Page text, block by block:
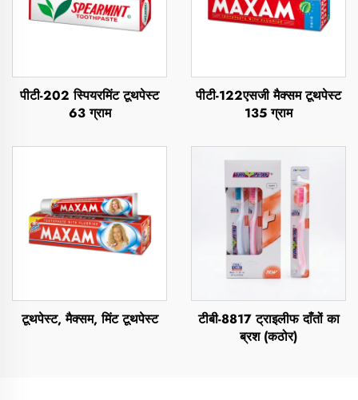
पीटी-202 स्पियरमिंट टूथपेस्ट
63 ग्राम
पीटी-122एसजी मैक्सम टूथपेस्ट
135 ग्राम
टूथपेस्ट, मैक्सम, मिंट टूथपेस्ट
टीबी-8817 ट्राइलीफ दाँतों का
ब्रश (कठोर)